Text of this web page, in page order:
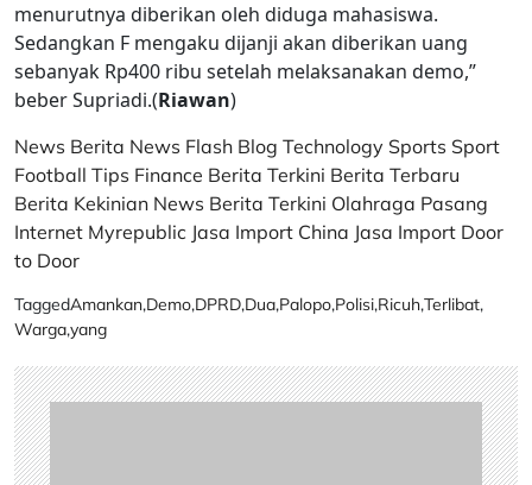
menurutnya diberikan oleh diduga mahasiswa.
Sedangkan F mengaku dijanji akan diberikan uang
sebanyak Rp400 ribu setelah melaksanakan demo,”
beber Supriadi.(Riawan)
News Berita News Flash Blog Technology Sports Sport
Football Tips Finance Berita Terkini Berita Terbaru
Berita Kekinian News Berita Terkini Olahraga Pasang
Internet Myrepublic Jasa Import China Jasa Import Door
to Door
TaggedAmankan,Demo,DPRD,Dua,Palopo,Polisi,Ricuh,Terlibat,
Warga,yang